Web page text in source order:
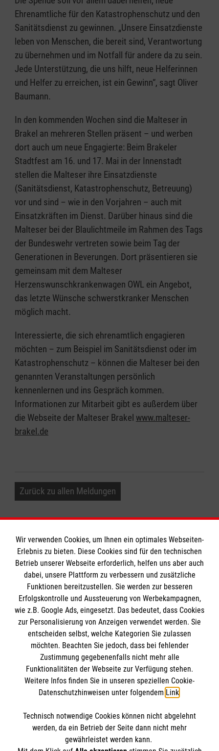
Ehrenamtliche für den Katastrophenschutz und den
Sanitätsdienst zu gewinnen. „Unsere Einsatzdienste
leben von Menschen, die bereit sind, Verantwortung
zu übernehmen und im Notfall für andere da zu sein.
Jede Unterstützung, die uns hilft, neue Helferinnen
und Helfer zu erreichen, ist ein Gewinn“, sagt Oliver
Baumann.
In den kommenden Wochen sind die Malteser in
Brakel an mehreren Stellen präsent – und werben
dort auch um neue Engagierte: Beim Brakeler
Stadtfest am 16. und 17. Mai in der Innenstadt
stellen die Malteser ihre Einsatzdienste
(Sanitätsdienst, Katastrophenschutz, Betreuung)
vor und sind – wie in den Vorjahren – auch mit
Einsatzkräften im Dienst. Darüber hinaus sind die
Malteser bei der Blaulichtmeile im Rahmen des Tags
der Bundeswehr vertreten sowie beim Tag der
Generationen in Beverungen. Dort präsentieren sie
gemeinsam mit dem Malteser
Herzenswunschkrankenwagen OWL ein Angebot,
das letzte Wünsche schwerstkranker Menschen
möglich macht.
Interessierte, die sich ehrenamtlich engagieren
möchten – zum Beispiel im Sanitätsdienst oder im
Katastrophenschutz – können die Malteser bei den
genannten Veranstaltungen persönlich
kennenlernen und ins Gespräch kommen.
Informationen zur Mitarbeit gibt es außerdem über
die Webseite der Malteser Brakel www.malteser-
brakel.de
Zurück zu allen Meldungen
Informationen
Impressum
Datenschutz
Kontakt
Barrierefreiheit
Die Malteser
Malteser in Deutschland
Malteserorden
Sharepoint
Spendenkonto
IBAN: DE37 3706 0120 1201 2161 13
BIC: GENODED1PA7
So finden Sie uns
Wir verwenden Cookies, um Ihnen ein optimales Webseiten-
Erlebnis zu bieten. Diese Cookies sind für den technischen
Betrieb unserer Webseite erforderlich, helfen uns aber auch
dabei, unsere Plattform zu verbessern und zusätzliche
Funktionen bereitzustellen. Sie werden zur besseren
Erfolgskontrolle und Aussteuerung von Werbekampagnen,
wie z.B. Google Ads, eingesetzt. Das bedeutet, dass Cookies
zur Personalisierung von Anzeigen verwendet werden. Sie
entscheiden selbst, welche Kategorien Sie zulassen
möchten. Beachten Sie jedoch, dass bei fehlender
Zustimmung gegebenenfalls nicht mehr alle
Funktionalitäten der Webseite zur Verfügung stehen.
Weitere Infos finden Sie in unseren speziellen Cookie-
Datenschutzhinweisen unter folgendem Link.
Technisch notwendige Cookies können nicht abgelehnt
werden, da ein Betrieb der Seite dann nicht mehr
gewährleistet werden kann.